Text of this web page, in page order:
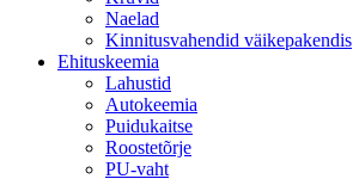
Naelad
Kinnitusvahendid väikepakendis
Ehituskeemia
Lahustid
Autokeemia
Puidukaitse
Roostetõrje
PU-vaht